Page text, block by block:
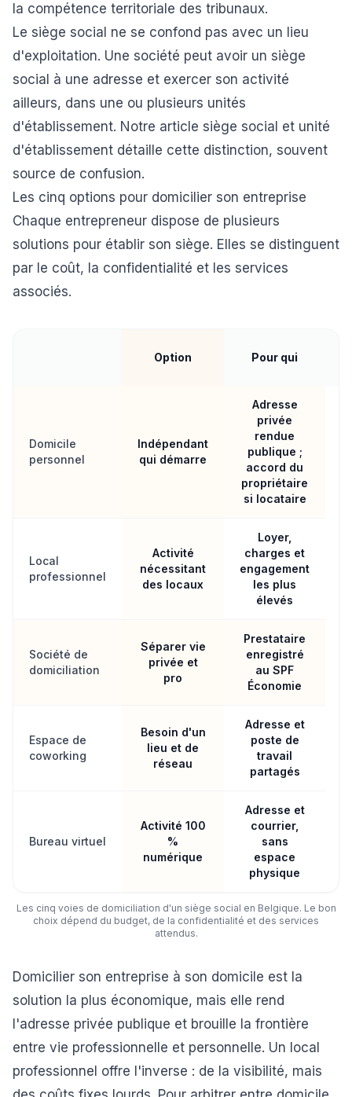
la compétence territoriale des tribunaux.
Le siège social ne se confond pas avec un lieu
d'exploitation. Une société peut avoir un siège
social à une adresse et exercer son activité
ailleurs, dans une ou plusieurs unités
d'établissement. Notre article siège social et unité
d'établissement détaille cette distinction, souvent
source de confusion.
Les cinq options pour domicilier son entreprise
Chaque entrepreneur dispose de plusieurs
solutions pour établir son siège. Elles se distinguent
par le coût, la confidentialité et les services
associés.
Option Pour qui
Domicile
personnel
Indépendant
qui démarre
Adresse
privée
rendue
publique ;
accord du
propriétaire
si locataire
Local
professionnel
Activité
nécessitant
des locaux
Loyer,
charges et
engagement
les plus
élevés
Société de
domiciliation
Séparer vie
privée et
pro
Prestataire
enregistré
au SPF
Économie
Espace de
coworking
Besoin d'un
lieu et de
réseau
Adresse et
poste de
travail
partagés
Bureau virtuel
Activité 100
%
numérique
Adresse et
courrier,
sans
espace
physique
Les cinq voies de domiciliation d'un siège social en Belgique. Le bon
choix dépend du budget, de la confidentialité et des services
attendus.
Domicilier son entreprise à son domicile est la
solution la plus économique, mais elle rend
l'adresse privée publique et brouille la frontière
entre vie professionnelle et personnelle. Un local
professionnel offre l'inverse : de la visibilité, mais